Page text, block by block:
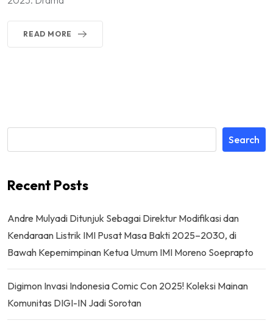
READ MORE
Search
Recent Posts
Andre Mulyadi Ditunjuk Sebagai Direktur Modifikasi dan
Kendaraan Listrik IMI Pusat Masa Bakti 2025–2030, di
Bawah Kepemimpinan Ketua Umum IMI Moreno Soeprapto
Digimon Invasi Indonesia Comic Con 2025! Koleksi Mainan
Komunitas DIGI-IN Jadi Sorotan